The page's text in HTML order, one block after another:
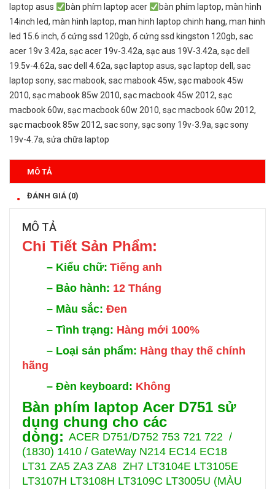
laptop asus bàn phím laptop acer bàn phím laptop, màn hình
14inch led, màn hình laptop, man hinh laptop chinh hang, man hinh
led 15.6 inch, ổ cứng ssd 120gb, ổ cứng ssd kingston 120gb, sac
acer 19v 3.42a, sạc acer 19v-3.42a, sạc aus 19V-3.42a, sạc dell
19.5v-4.62a, sac dell 4.62a, sạc laptop asus, sạc laptop dell , sac
laptop sony, sac mabook, sac mabook 45w, sạc mabook 45w
2010, sạc mabook 85w 2010, sạc macbook 45w 2012, sạc
macbook 60w, sạc macbook 60w 2010, sạc macbook 60w 2012,
sạc macbook 85w 2012, sac sony, sạc sony 19v-3.9a, sạc sony
19v-4.7a, sửa chữa laptop
MÔ TẢ
ĐÁNH GIÁ (0)
MÔ TẢ
Chi Tiết Sản Phẩm:
– Kiểu chữ: Tiếng anh
– Bảo hành: 12 Tháng
– Màu sắc: Đen
– Tình trạng: Hàng mới 100%
– Loại sản phẩm: Hàng thay thế chính
hãng
– Đèn keyboard: Không
Bàn phím laptop Acer D751 sử
dụng chung cho các
dòng: ACER D751/D752 753 721 722 /
(1830) 1410 / GateWay N214 EC14 EC18
LT31 ZA5 ZA3 ZA8 ZH7 LT3104E LT3105E
LT3107H LT3108H LT3109C LT3005U (MÀU